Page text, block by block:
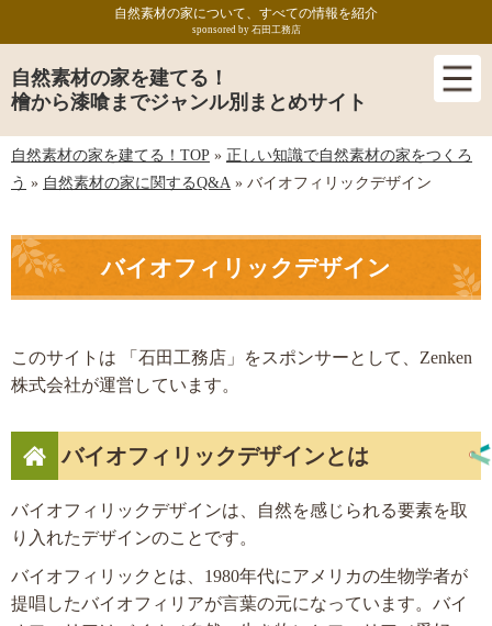
自然素材の家を建てる！
檜から漆喰までジャンル別まとめサイト
自然素材の家について、すべての情報を紹介
sponsored by 石田工務店
自然素材の家を建てる！TOP » 正しい知識で自然素材の家をつくろ
う » 自然素材の家に関するQ&A » バイオフィリックデザイン
バイオフィリックデザイン
このサイトは 「石田工務店」をスポンサーとして、Zenken
株式会社が運営しています。
バイオフィリックデザインとは
バイオフィリックデザインは、自然を感じられる要素を取
り入れたデザインのことです。
バイオフィリックとは、1980年代にアメリカの生物学者が
提唱したバイオフィリアが言葉の元になっています。バイ